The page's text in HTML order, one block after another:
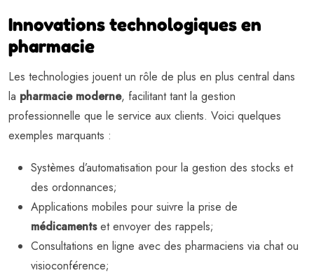
Innovations technologiques en
pharmacie
Les technologies jouent un rôle de plus en plus central dans
la pharmacie moderne, facilitant tant la gestion
professionnelle que le service aux clients. Voici quelques
exemples marquants :
Systèmes d’automatisation pour la gestion des stocks et
des ordonnances;
Applications mobiles pour suivre la prise de
médicamentset envoyer des rappels;
Consultations en ligne avec des pharmaciens via chat ou
visioconférence;